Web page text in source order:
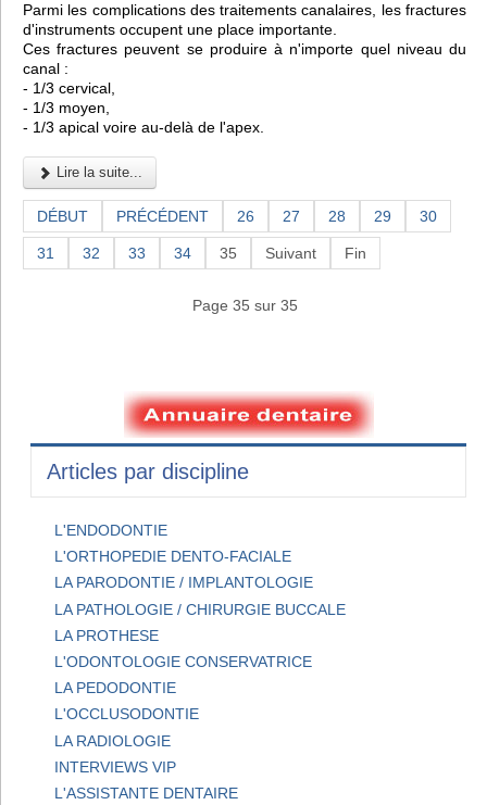
Parmi les complications des traitements canalaires, les fractures
d'instruments occupent une place importante.
Ces fractures peuvent se produire à n'importe quel niveau du
canal :
- 1/3 cervical,
- 1/3 moyen,
- 1/3 apical voire au-delà de l'apex.
Lire la suite...
DÉBUT PRÉCÉDENT 26 27 28 29 30
31 32 33 34 35 Suivant Fin
Page 35 sur 35
Articles par discipline
L'ENDODONTIE
L'ORTHOPEDIE DENTO-FACIALE
LA PARODONTIE / IMPLANTOLOGIE
LA PATHOLOGIE / CHIRURGIE BUCCALE
LA PROTHESE
L'ODONTOLOGIE CONSERVATRICE
LA PEDODONTIE
L'OCCLUSODONTIE
LA RADIOLOGIE
INTERVIEWS VIP
L'ASSISTANTE DENTAIRE